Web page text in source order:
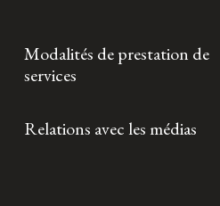
Modalités de prestation de
services
Relations avec les médias